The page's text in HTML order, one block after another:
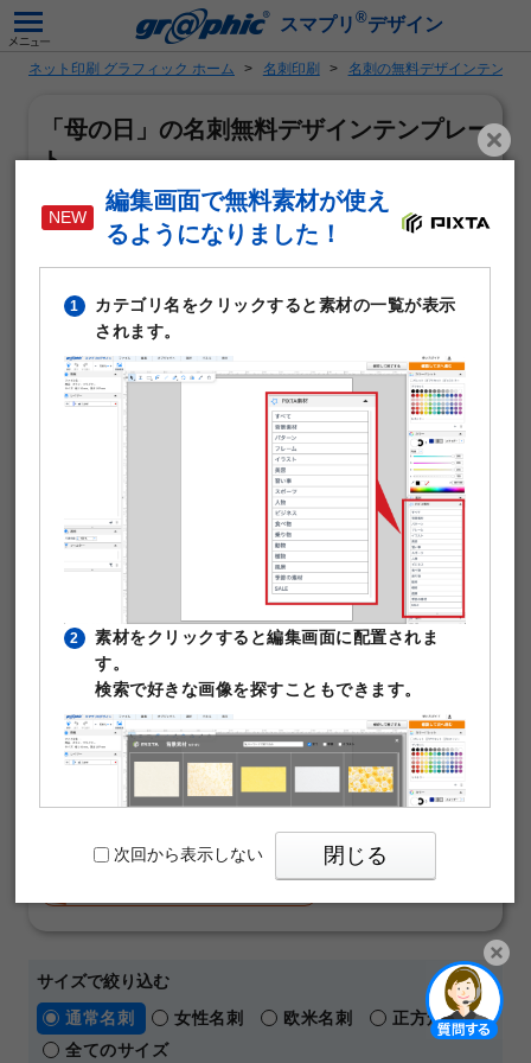
スマプリ ®デザイン
ネット印刷 グラフィック ホーム 名刺印刷 名刺の無料デザインテンプ
「母の日」の名刺無料デザインテンプレー
ト
「母の日」がテーマの名刺作成に使える無料デザインテン
プレートです。写真や文字を入れるだけで本格的な名刺が
作成できます。テンプレート編集は無料。そのまま印刷注
文が可能です。
￥480
通常名刺 オンデマンド 片面モノクロ マットコート180kg
名刺の料金や仕様の詳細はこちら
【 人気の名刺デザインテーマ 】
ショップカード
メッセージカード
サイズで絞り込む
通常名刺
女性名刺 欧米名刺
正方形名刺
全てのサイズ
編集画面で無料素材が使え
るようになりました！
1
カテゴリ名をクリックすると素材の一覧が表示
されます。
2
素材をクリックすると編集画面に配置されま
す。
検索で好きな画像を探すこともできます。
PIXTAの透かし文字は印刷時に消えますのでご
安心ください。
次回から表示しない 閉じる
開く